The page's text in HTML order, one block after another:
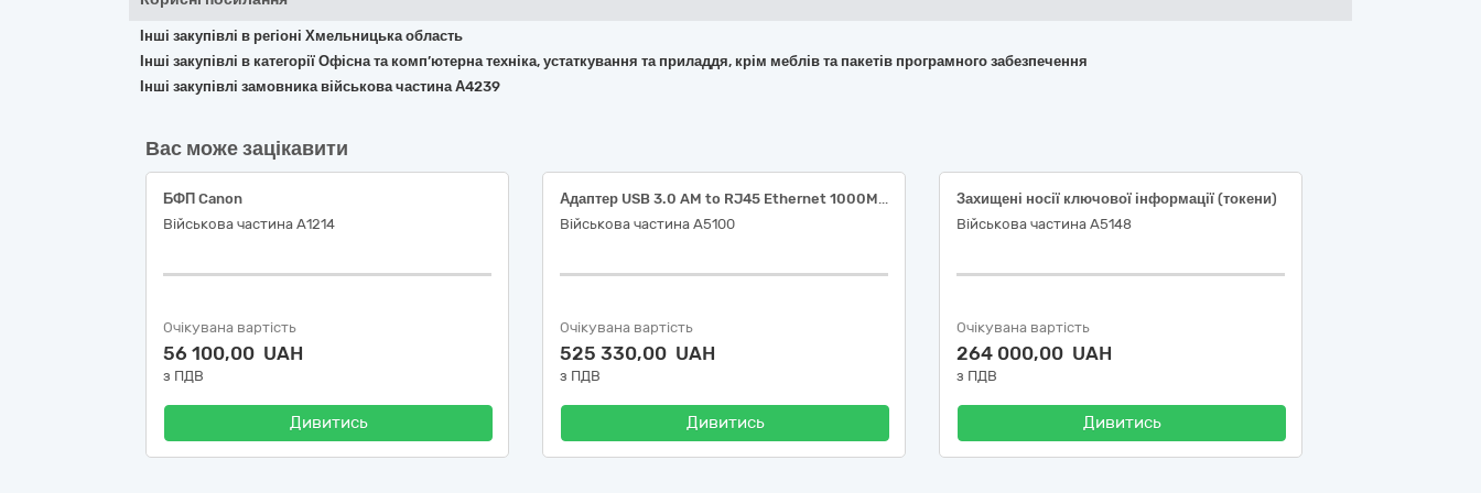
Інші закупівлі в регіоні Хмельницька область
Інші закупівлі в категорії Офісна та комп’ютерна техніка, устаткування та приладдя, крім меблів та пакетів програмного забезпечення
Інші закупівлі замовника військова частина А4239
Вас може зацікавити
БФП Canon
Військова частина А1214
Очікувана вартість
56 100,00 UAH
з ПДВ
Дивитись
Адаптер USB 3.0 AM to RJ45 Ethernet 1000Mbps Gembird (NIC-U3-02) або еквівалент
Військова частина А5100
Очікувана вартість
525 330,00 UAH
з ПДВ
Дивитись
Захищені носії ключової інформації (токени)
Військова частина А5148
Очікувана вартість
264 000,00 UAH
з ПДВ
Дивитись